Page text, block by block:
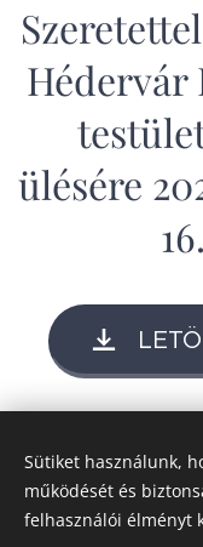
Hédervár
ülésére
Sütiket használunk,
működését és
felhasználói élményt